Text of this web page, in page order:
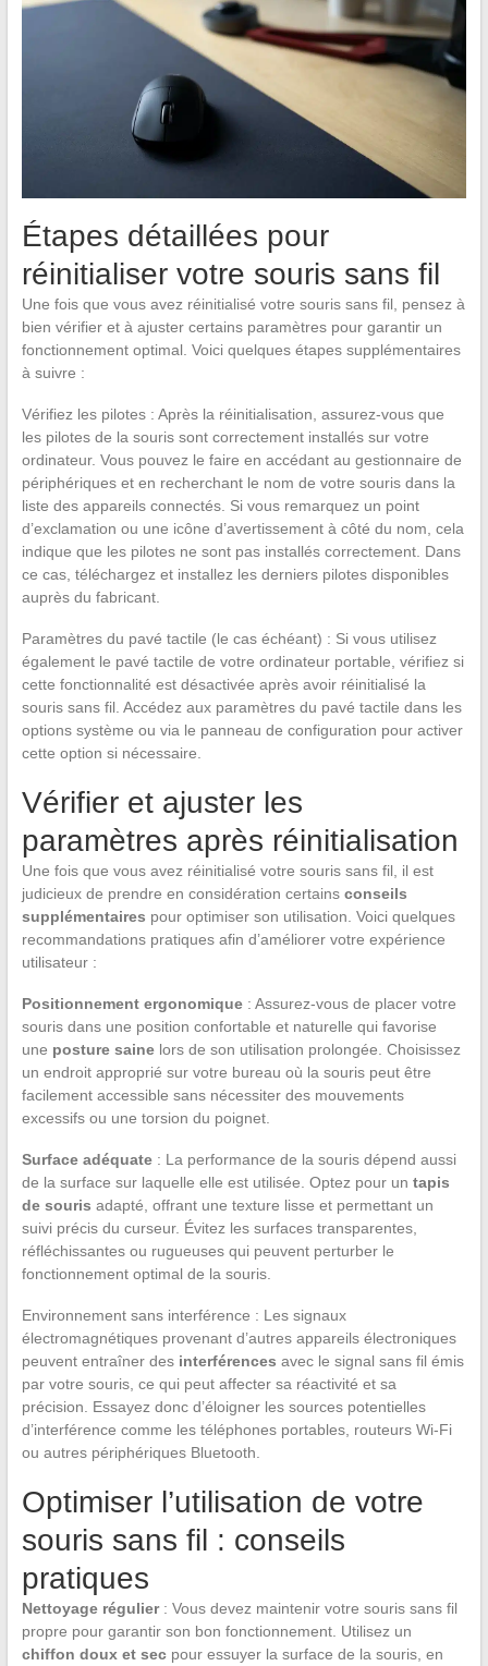
Étapes détaillées pour
réinitialiser votre souris sans fil
Une fois que vous avez réinitialisé votre souris sans fil, pensez à
bien vérifier et à ajuster certains paramètres pour garantir un
fonctionnement optimal. Voici quelques étapes supplémentaires
à suivre :
Vérifiez les pilotes : Après la réinitialisation, assurez-vous que
les pilotes de la souris sont correctement installés sur votre
ordinateur. Vous pouvez le faire en accédant au gestionnaire de
périphériques et en recherchant le nom de votre souris dans la
liste des appareils connectés. Si vous remarquez un point
d’exclamation ou une icône d’avertissement à côté du nom, cela
indique que les pilotes ne sont pas installés correctement. Dans
ce cas, téléchargez et installez les derniers pilotes disponibles
auprès du fabricant.
Paramètres du pavé tactile (le cas échéant) : Si vous utilisez
également le pavé tactile de votre ordinateur portable, vérifiez si
cette fonctionnalité est désactivée après avoir réinitialisé la
souris sans fil. Accédez aux paramètres du pavé tactile dans les
options système ou via le panneau de configuration pour activer
cette option si nécessaire.
Vérifier et ajuster les
paramètres après réinitialisation
Une fois que vous avez réinitialisé votre souris sans fil, il est
judicieux de prendre en considération certains conseils
supplémentaires pour optimiser son utilisation. Voici quelques
recommandations pratiques afin d’améliorer votre expérience
utilisateur :
Positionnement ergonomique: Assurez-vous de placer votre
souris dans une position confortable et naturelle qui favorise
une posture sainelors de son utilisation prolongée. Choisissez
un endroit approprié sur votre bureau où la souris peut être
facilement accessible sans nécessiter des mouvements
excessifs ou une torsion du poignet.
Surface adéquate: La performance de la souris dépend aussi
de la surface sur laquelle elle est utilisée. Optez pour un tapis
de souris adapté, offrant une texture lisse et permettant un
suivi précis du curseur. Évitez les surfaces transparentes,
réfléchissantes ou rugueuses qui peuvent perturber le
fonctionnement optimal de la souris.
Environnement sans interférence : Les signaux
électromagnétiques provenant d’autres appareils électroniques
peuvent entraîner des interférences avec le signal sans fil émis
par votre souris, ce qui peut affecter sa réactivité et sa
précision. Essayez donc d’éloigner les sources potentielles
d’interférence comme les téléphones portables, routeurs Wi-Fi
ou autres périphériques Bluetooth.
Optimiser l’utilisation de votre
souris sans fil : conseils
pratiques
Nettoyage régulier: Vous devez maintenir votre souris sans fil
propre pour garantir son bon fonctionnement. Utilisez un
chiffon doux et secpour essuyer la surface de la souris, en